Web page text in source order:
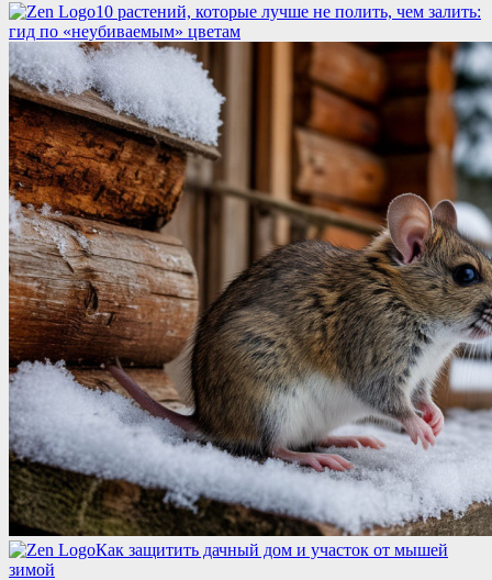
10 растений, которые лучше не полить, чем залить:
гид по «неубиваемым» цветам
Как защитить дачный дом и участок от мышей
зимой